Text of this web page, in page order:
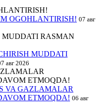
OGOHLANTIRISH! 07 авг
MUDDATI
авг 2026
VA GAZLAMALAR
ETMOQDA! 06 авг